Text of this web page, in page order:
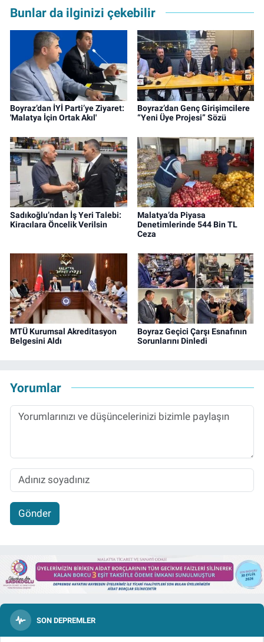
Bunlar da ilginizi çekebilir
Boyraz’dan İYİ Parti’ye Ziyaret:
'Malatya İçin Ortak Akıl'
Boyraz’dan Genç Girişimcilere
“Yeni Üye Projesi” Sözü
Sadıkoğlu’ndan İş Yeri Talebi:
Kiracılara Öncelik Verilsin
Malatya’da Piyasa
Denetimlerinde 544 Bin TL
Ceza
MTÜ Kurumsal Akreditasyon
Belgesini Aldı
Boyraz Geçici Çarşı Esnafının
Sorunlarını Dinledi
Yorumlar
Gönder
SON DEPREMLER